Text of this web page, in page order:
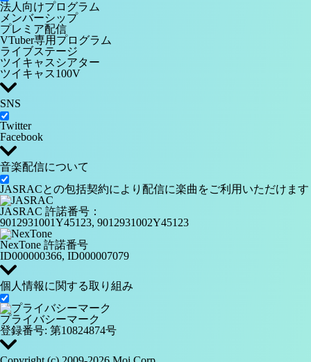
法人向けプログラム
メンバーシップ
プレミア配信
VTuber専用プログラム
ライブステージ
ツイキャスシアター
ツイキャス100V
SNS
Twitter
Facebook
音楽配信について
JASRACとの包括契約により配信に楽曲をご利用いただけます
JASRAC 許諾番号：
9012931001Y45123, 9012931002Y45123
NexTone 許諾番号
ID000000366, ID000007079
個人情報に関する取り組み
プライバシーマーク
登録番号: 第10824874号